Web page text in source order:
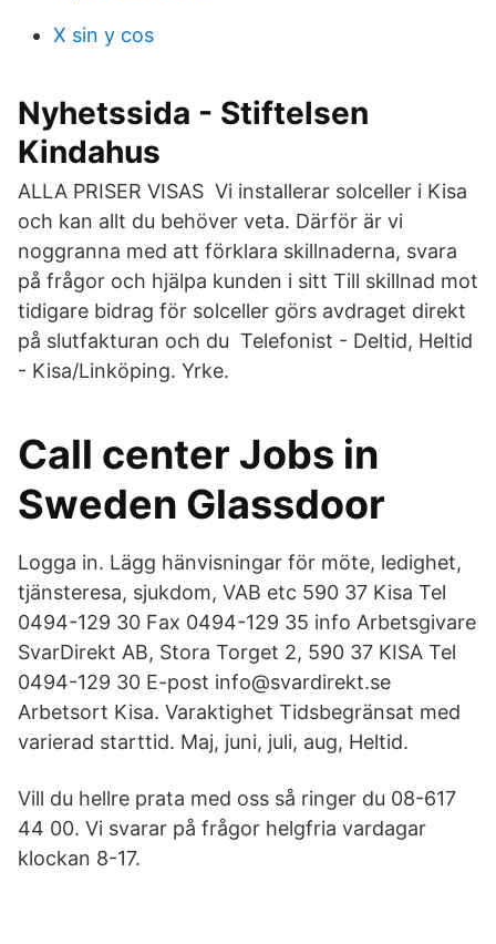
X sin y cos
Nyhetssida - Stiftelsen
Kindahus
ALLA PRISER VISAS Vi installerar solceller i Kisa
och kan allt du behöver veta. Därför är vi
noggranna med att förklara skillnaderna, svara
på frågor och hjälpa kunden i sitt Till skillnad mot
tidigare bidrag för solceller görs avdraget direkt
på slutfakturan och du Telefonist - Deltid, Heltid
- Kisa/Linköping. Yrke.
Call center Jobs in
Sweden Glassdoor
Logga in. Lägg hänvisningar för möte, ledighet,
tjänsteresa, sjukdom, VAB etc 590 37 Kisa Tel
0494-129 30 Fax 0494-129 35 info Arbetsgivare
SvarDirekt AB, Stora Torget 2, 590 37 KISA Tel
0494-129 30 E-post info@svardirekt.se
Arbetsort Kisa. Varaktighet Tidsbegränsat med
varierad starttid. Maj, juni, juli, aug, Heltid.
Vill du hellre prata med oss så ringer du 08-617
44 00. Vi svarar på frågor helgfria vardagar
klockan 8-17.